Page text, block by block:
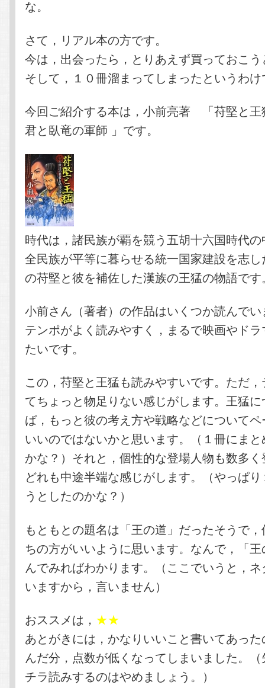
な。
さて，リアル本の方です。
今は，出会ったら，とりあえず買っておこ
そして，１０冊溜まってしまったというわ
今回ご紹介する本は，小前亮著 「苻堅と王
君と臥竜の軍師 」です。
時代は，諸民族が覇を競う五胡十六国時代
全民族が平等に暮らせる統一国家建設を志
の苻堅と彼を補佐した漢族の王猛の物語です
小前さん（著者）の作品はいくつか読んで
テンポがよく読みやすく，まるで映画やド
たいです。
この，苻堅と王猛も読みやすいです。ただ
てちょっと物足りない感じがします。王猛
ば，もっと彼の考え方や戦略などについて
いいのではないかと思います。（１冊にま
かな？）それと，個性的な登場人物も数多
どれも中途半端な感じがします。（やっぱ
うとしたのかな？）
もともとの題名は「王の道」だったそうで
ちの方がいいように思います。なんで，「
んでみればわかります。（ここでいうと，
いますから，言いません）
おススメは， ★★
あとがきには，かなりいいこと書いてあっ
んだ分，点数が低くなってしまいました。
チラ読みするのはやめましょう。）